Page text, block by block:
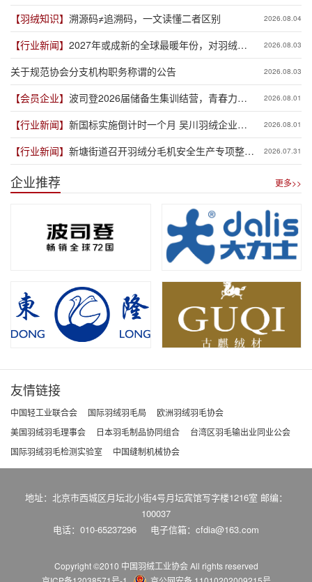
【羽绒知识】 溯源码≠追溯码，一文读懂二者区别 2026.08.04
【行业新闻】 2027年或成新的全球最暖年份，对羽绒产
业有何影响？
2026.08.03
关于规范协会分支机构职务称谓的公告 2026.08.03
【会员企业】 波司登2026届储备生集训结营，青春力量
赋能品牌新程
2026.08.01
【行业新闻】 新国标实施倒计时一个月 吴川羽绒企业集
体“抢跑”新规
2026.08.01
【行业新闻】 新塘街道召开羽绒分毛机安全生产专项整治
推进会
2026.07.31
企业推荐 更多>>
友情链接
中国轻工业联合会 国际羽绒羽毛局
欧洲羽绒羽毛协会
美国羽绒羽毛理事会
日本羽毛制品协同组合
台湾区羽毛输出业同业公会
国际羽绒羽毛检测实验室
中国缝制机械协会
地址：北京市西城区月坛北小街4号月坛宾馆写字楼1216室 邮编：
100037
电话：010-65237296
电子信箱：cfdia@163.com
Copyright ©2010 中国羽绒工业协会All rights reserved